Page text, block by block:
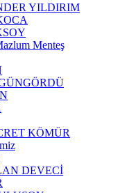
YILDIRIM
Menteş
KÖMÜR
DEVECİ